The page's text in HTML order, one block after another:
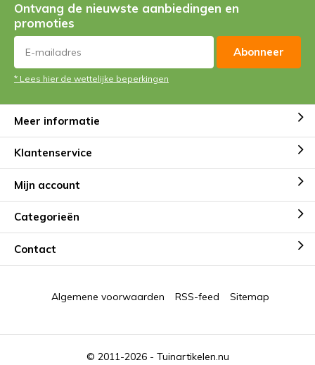
Ontvang de nieuwste aanbiedingen en
promoties
Abonneer
* Lees hier de wettelijke beperkingen
Meer informatie
Klantenservice
Mijn account
Categorieën
Contact
© 2011-2026 - Tuinartikelen.nu
Algemene voorwaarden RSS-feed Sitemap